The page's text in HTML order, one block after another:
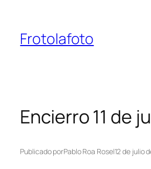
contenido
Frotolafoto
Encierro 11 de
Publicado porPablo Roa Rosel12 de julio